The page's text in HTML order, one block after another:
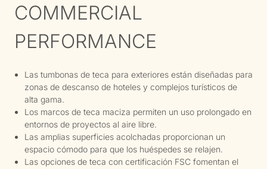
COMMERCIAL
PERFORMANCE
Las tumbonas de teca para exteriores están diseñadas para
zonas de descanso de hoteles y complejos turísticos de
alta gama.
Los marcos de teca maciza permiten un uso prolongado en
entornos de proyectos al aire libre.
Las amplias superficies acolchadas proporcionan un
espacio cómodo para que los huéspedes se relajen.
Las opciones de teca con certificación FSC fomentan el